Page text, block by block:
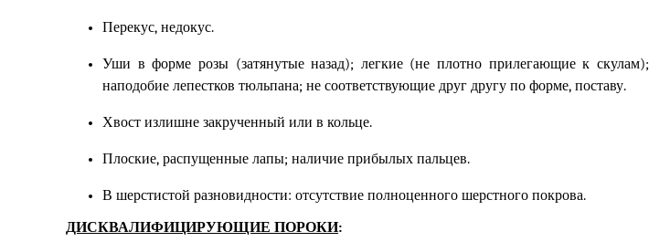
Перекус, недокус.
Уши в форме розы(затянутые назад); легкие(не плотно прилегающие к скулам);
наподобие лепестков тюльпана; не соответствующие друг другу по форме, поставу.
Хвост излишне закрученный или в кольце.
Плоские, распущенные лапы; наличие прибылых пальцев.
В шерстистой разновидности: отсутствие полноценного шерстного покрова.
ДИСКВАЛИФИЦИРУЮЩИЕ ПОРОКИ: